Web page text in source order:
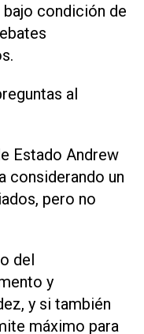
⁠bajo condición de
al
Estado Andrew
considerando un
pero ​no
del
y
y si también
máximo para